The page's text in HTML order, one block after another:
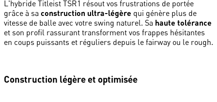
L'hybride Titleist TSR1 résout vos frustrations de portée
grâce à sa construction ultra-légère qui génère plus de
vitesse de balle avec votre swing naturel. Sa haute tolérance
et son profil rassurant transforment vos frappes hésitantes
en coups puissants et réguliers depuis le fairway ou le rough.
Construction légère et optimisée